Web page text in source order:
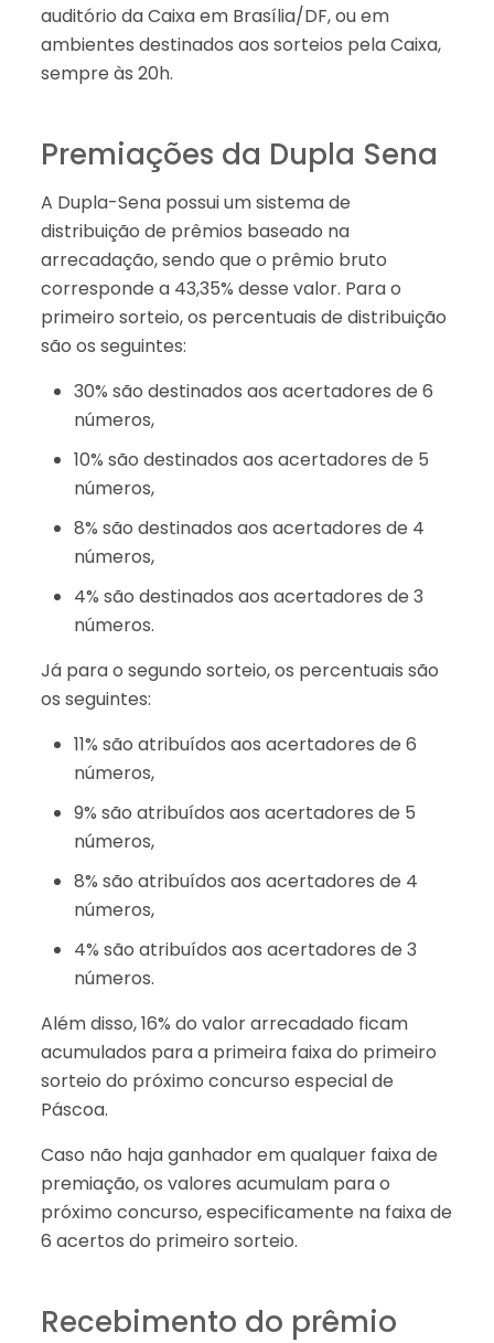
auditório da Caixa em Brasília/DF, ou em
ambientes destinados aos sorteios pela Caixa,
sempre às 20h.
Premiações da Dupla Sena
A Dupla-Sena possui um sistema de
distribuição de prêmios baseado na
arrecadação, sendo que o prêmio bruto
corresponde a 43,35% desse valor. Para o
primeiro sorteio, os percentuais de distribuição
são os seguintes:
30% são destinados aos acertadores de 6
números,
10% são destinados aos acertadores de 5
números,
8% são destinados aos acertadores de 4
números,
4% são destinados aos acertadores de 3
números.
Já para o segundo sorteio, os percentuais são
os seguintes:
11% são atribuídos aos acertadores de 6
números,
9% são atribuídos aos acertadores de 5
números,
8% são atribuídos aos acertadores de 4
números,
4% são atribuídos aos acertadores de 3
números.
Além disso, 16% do valor arrecadado ficam
acumulados para a primeira faixa do primeiro
sorteio do próximo concurso especial de
Páscoa.
Caso não haja ganhador em qualquer faixa de
premiação, os valores acumulam para o
próximo concurso, especificamente na faixa de
6 acertos do primeiro sorteio.
Recebimento do prêmio